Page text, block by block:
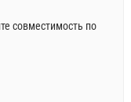
совместимость по